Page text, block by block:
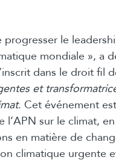
le
mondiale », a
dans le droit fil
et
. Cet événement
sur le climat,
en matière de
climatique urgente